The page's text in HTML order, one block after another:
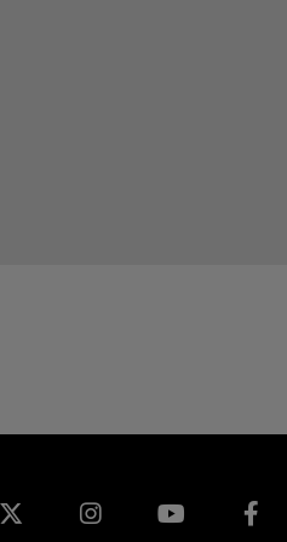
Instagram